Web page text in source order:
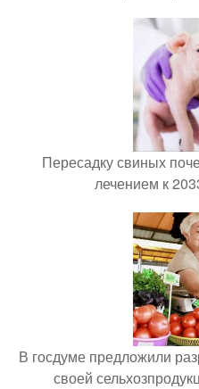
Пересадку свиных
лечением к
В госдуме предложили
своей